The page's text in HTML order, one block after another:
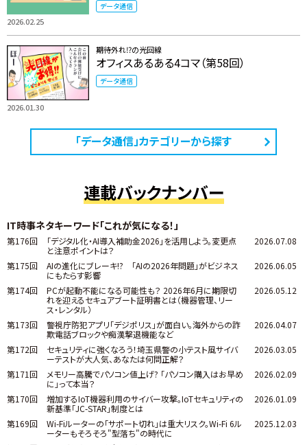
2026.02.25
データ通信
2026.01.30
期待外れ⁉の光回線
オフィスあるある4コマ（第58回）
データ通信
「データ通信」カテゴリーから探す
連載バックナンバー
IT時事ネタキーワード「これが気になる！」
第176回
「デジタル化・AI導入補助金2026」を活用しよう。変更点
と注意ポイントは？
2026.07.08
第175回
AIの進化にブレーキ!? 「AIの2026年問題」がビジネス
にもたらす影響
2026.06.05
第174回
PCが起動不能になる可能性も？ 2026年6月に期限切
れを迎えるセキュアブート証明書とは（機器管理、リー
ス・レンタル）
2026.05.12
第173回
警視庁防犯アプリ「デジポリス」が面白い。海外からの詐
欺電話ブロックや痴漢撃退機能など
2026.04.07
第172回
セキュリティに強くなろう！埼玉県警の小テスト風サイバ
ーテストが大人気、あなたは何問正解？
2026.03.05
第171回
メモリー高騰でパソコン値上げ? 「パソコン購入はお早め
に」って本当？
2026.02.09
第170回
増加するIoT機器利用のサイバー攻撃。IoTセキュリティの
新基準「JC-STAR」制度とは
2026.01.09
第169回
Wi-Fiルーターの「サポート切れ」は重大リスク。Wi-Fi 6ル
ーターもそろそろ"型落ち"の時代に
2025.12.03